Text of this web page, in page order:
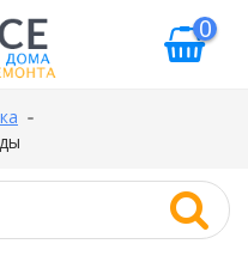
0